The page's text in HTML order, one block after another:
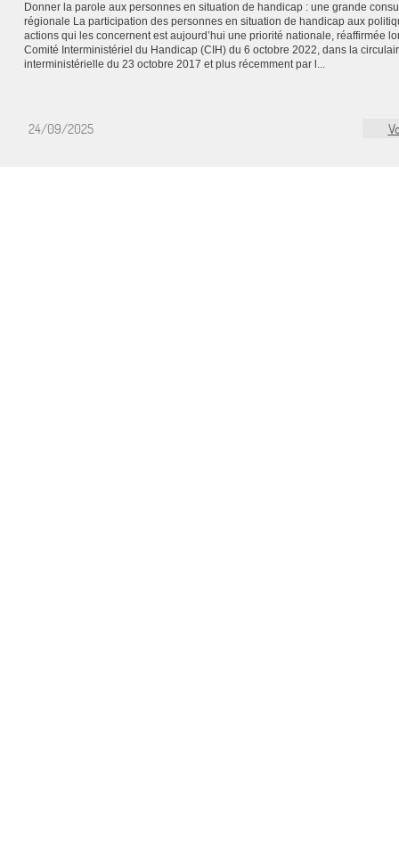
Donner la parole aux personnes en situation de handicap : une grande
régionale La participation des personnes en situation de handicap aux
actions qui les concernent est aujourd’hui une priorité nationale, réaffirmée
Comité Interministériel du Handicap (CIH) du 6 octobre 2022, dans la
interministérielle du 23 octobre 2017 et plus récemment par l...
24/09/2025